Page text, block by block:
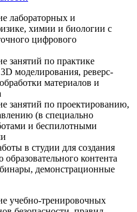
лабораторных и
химии и биологии с
цифрового
занятий по практике
моделирования, реверс-
материалов и
занятий по проектированию,
(в специально
и беспилотными
в студии для создания
контента
демонстрационные
учебно-тренировочных